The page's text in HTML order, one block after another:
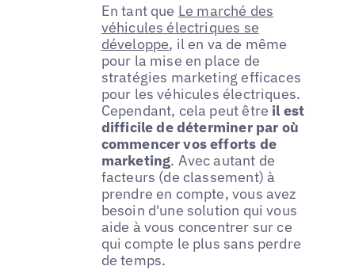
En tant que Le marché des
véhicules électriques se
développe, il en va de même
pour la mise en place de
stratégies marketing efficaces
pour les véhicules électriques.
Cependant, cela peut être il est
difficile de déterminer par où
commencer vos efforts de
marketing. Avec autant de
facteurs (de classement) à
prendre en compte, vous avez
besoin d'une solution qui vous
aide à vous concentrer sur ce
qui compte le plus sans perdre
de temps.